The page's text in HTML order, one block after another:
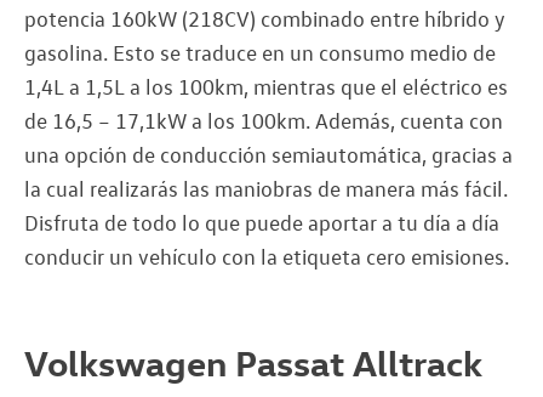
potencia 160kW (218CV) combinado entre híbrido y
gasolina. Esto se traduce en un consumo medio de
1,4L a 1,5L a los 100km, mientras que el eléctrico es
de 16,5 – 17,1kW a los 100km. Además, cuenta con
una opción de conducción semiautomática, gracias a
la cual realizarás las maniobras de manera más fácil.
Disfruta de todo lo que puede aportar a tu día a día
conducir un vehículo con la etiqueta cero emisiones.
Volkswagen Passat Alltrack